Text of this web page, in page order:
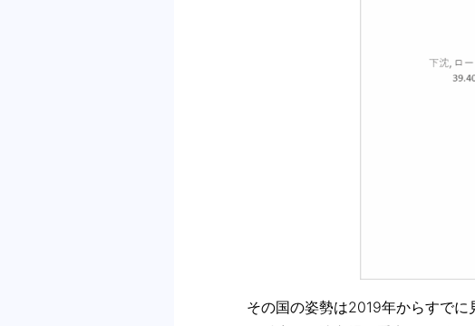
その国の姿勢は2019年からすで